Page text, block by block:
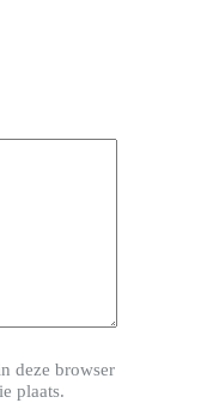
deze browser
plaats.